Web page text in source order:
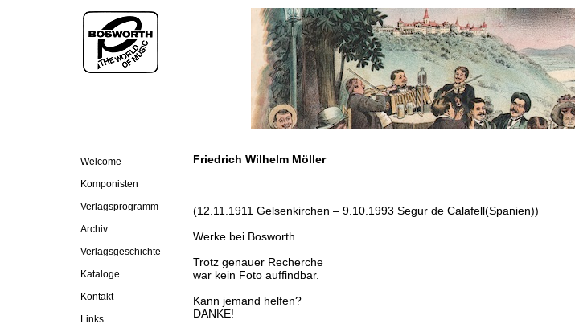
Welcome
Komponisten
Verlagsprogramm
Archiv
Verlagsgeschichte
Kataloge
Kontakt
Links
Friedrich Wilhelm Möller
(12.11.1911 Gelsenkirchen – 9.10.1993 Segur de Calafell(Spanien))
Werke bei Bosworth
Trotz genauer Recherche
war kein Foto auffindbar.
Kann jemand helfen?
DANKE!